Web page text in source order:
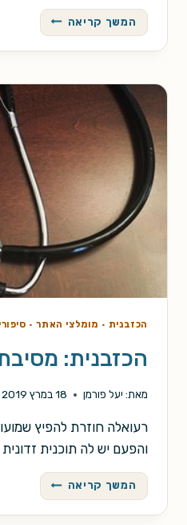
המשך קריאה סוד
ההצלחה
של
הכזבנית · מומלצי האתר·
הכזבנית:
מאת: יעל פורמן 18 במרץ 2019
רעואלה חוזרת להפיץ
והפעם יש לה תוכנית
המשך קריאה הכזבנית:
מסיבת
הדבקה